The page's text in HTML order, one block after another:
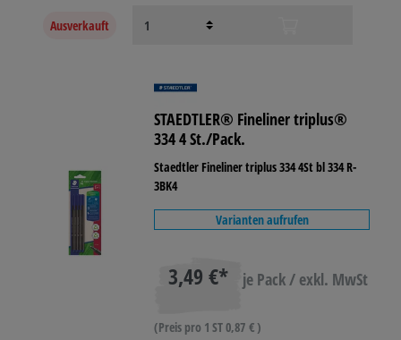
Ausverkauft
STAEDTLER® Fineliner triplus®
334 4 St./Pack.
Staedtler Fineliner triplus 334 4St bl 334 R-
3BK4
Varianten aufrufen
3,49 €* je Pack / exkl. MwSt
(Preis pro 1 ST 0,87 € )